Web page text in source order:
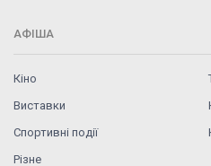
АФІША
Кіно
Виставки
Спортивні події
Різне